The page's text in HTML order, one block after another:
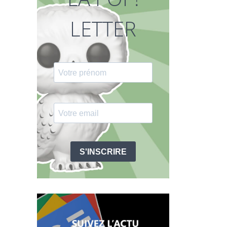
LETTER
S'INSCRIRE